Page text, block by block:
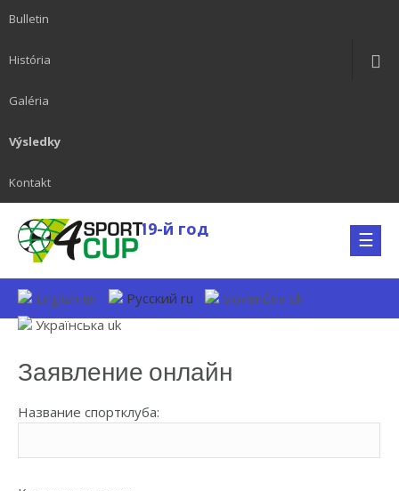
Bulletin
História
Galéria
Výsledky
Kontakt
19-й год
English en Русский ru Slovenčina sk
Українська uk
Заявление онлайн
Название спортклуба: